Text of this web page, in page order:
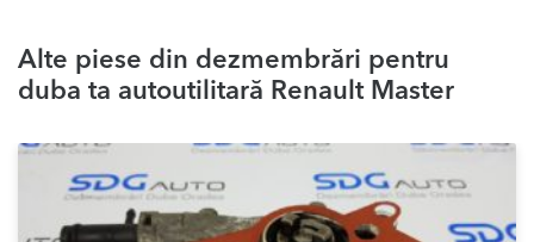
Alte piese din dezmembrări pentru
duba ta autoutilitară Renault Master